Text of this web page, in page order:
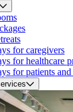
for caregivers
for healthcare
for patients